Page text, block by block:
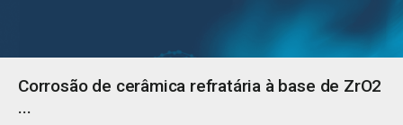
Corrosão de cerâmica refratária à base de ZrO2
...